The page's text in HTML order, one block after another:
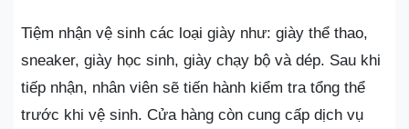
Tiệm nhận vệ sinh các loại giày như: giày thể thao,
sneaker, giày học sinh, giày chạy bộ và dép. Sau khi
tiếp nhận, nhân viên sẽ tiến hành kiểm tra tổng thể
trước khi vệ sinh. Cửa hàng còn cung cấp dịch vụ